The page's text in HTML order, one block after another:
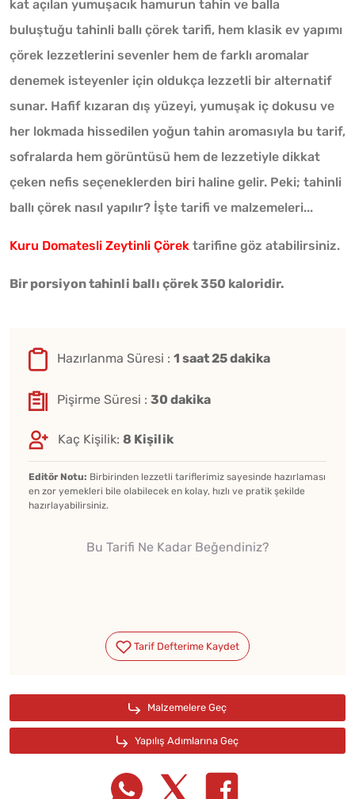
kat açılan yumuşacık hamurun tahin ve balla
buluştuğu tahinli ballı çörek tarifi, hem klasik ev yapımı
çörek lezzetlerini sevenler hem de farklı aromalar
denemek isteyenler için oldukça lezzetli bir alternatif
sunar. Hafif kızaran dış yüzeyi, yumuşak iç dokusu ve
her lokmada hissedilen yoğun tahin aromasıyla bu tarif,
sofralarda hem görüntüsü hem de lezzetiyle dikkat
çeken nefis seçeneklerden biri haline gelir. Peki; tahinli
ballı çörek nasıl yapılır? İşte tarifi ve malzemeleri...
Kuru Domatesli Zeytinli Çörek tarifine göz atabilirsiniz.
Bir porsiyon tahinli ballı çörek 350 kaloridir.
Hazırlanma Süresi : 1 saat 25 dakika
Pişirme Süresi : 30 dakika
Kaç Kişilik: 8 Kişilik
Editör Notu: Birbirinden lezzetli tariflerimiz sayesinde hazırlaması
en zor yemekleri bile olabilecek en kolay, hızlı ve pratik şekilde
hazırlayabilirsiniz.
Bu Tarifi Ne Kadar Beğendiniz?